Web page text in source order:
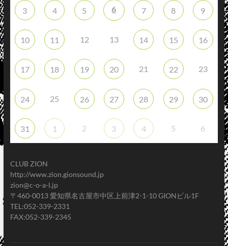
3 4 5 6 7 8 9
10 11 12 13 14 15 16
17 18 19 20 21 22 23
24 25 26 27 28 29 30
31 1 2 3 4 5 6
CLUB ZION
http://www.zion.gionsound.jp
zion@c-o-a-l.jp
〒460-0013 愛知県名古屋市中区上前津2-1-10 GIONビル1F
TEL:052-339-2331
FAX:052-339-2345